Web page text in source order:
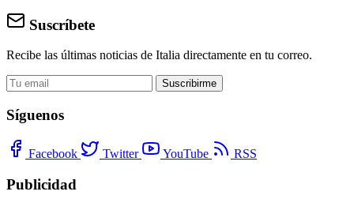
Suscríbete
Recibe las últimas noticias de Italia directamente en tu correo.
Suscribirme
Síguenos
Facebook Twitter YouTube RSS
Publicidad